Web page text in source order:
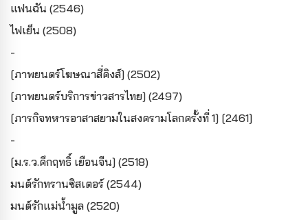
แฟนฉัน (2546)
ไฟเย็น (2508)
-
[ภาพยนตร์โฆษณาสี่คิงส์] (2502)
[ภาพยนตร์บริการข่าวสารไทย] (2497)
[ภารกิจทหารอาสาสยามในสงครามโลกครั้งที่ 1] [2461]
-
[ม.ร.ว.คึกฤทธิ์ เยือนจีน] (2518)
มนต์รักทรานซิสเตอร์ (2544)
มนต์รักแม่น้ำมูล (2520)